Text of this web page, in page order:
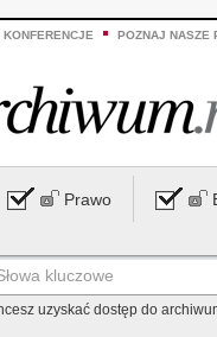
POZNAJ NASZE
Prawo
uzyskać dostęp do